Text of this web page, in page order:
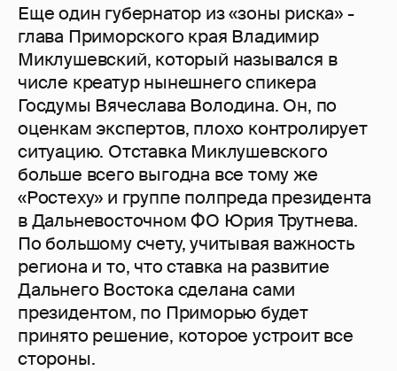
Еще один губернатор из «зоны риска» -
глава Приморского края Владимир
Миклушевский, который назывался в
числе креатур нынешнего спикера
Госдумы Вячеслава Володина. Он, по
оценкам экспертов, плохо контролирует
ситуацию. Отставка Миклушевского
больше всего выгодна все тому же
«Ростеху» и группе полпреда президента
в Дальневосточном ФО Юрия Трутнева.
По большому счету, учитывая важность
региона и то, что ставка на развитие
Дальнего Востока сделана сами
президентом, по Приморью будет
принято решение, которое устроит все
стороны.